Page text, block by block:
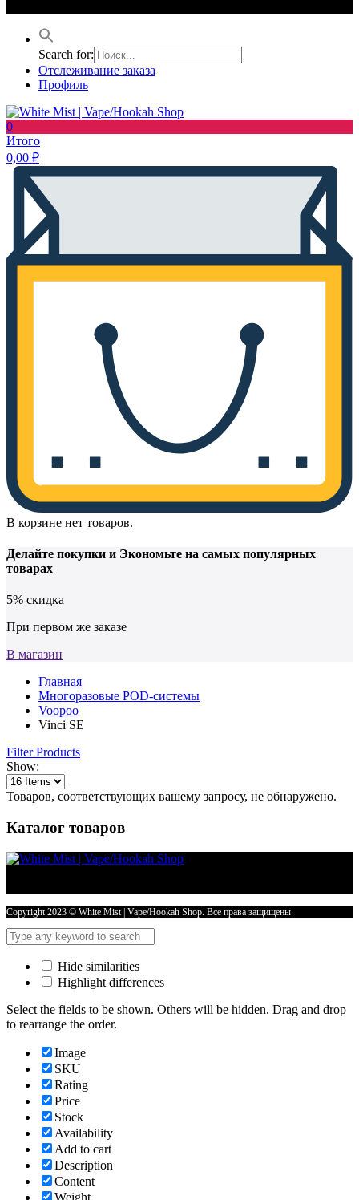
Search for:
Отслеживание заказа
Профиль
0
Итого
0,00 ₽
В корзине нет товаров.
Делайте покупки и Экономьте на самых популярных
товарах
5% скидка
При первом же заказе
В магазин
Главная
Многоразовые POD-системы
Voopoo
Vinci SE
Filter Products
Show:
Товаров, соответствующих вашему запросу, не обнаружено.
Каталог товаров
Copyright 2023 © White Mist | Vape/Hookah Shop. Все права защищены.
Hide similarities
Highlight differences
Select the fields to be shown. Others will be hidden. Drag and drop
to rearrange the order.
Image
SKU
Rating
Price
Stock
Availability
Add to cart
Description
Content
Weight